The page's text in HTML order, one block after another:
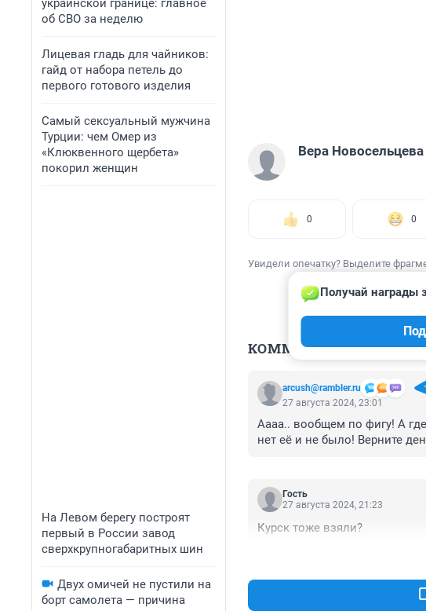
украинской границе: главное
об СВО за неделю
Лицевая гладь для чайников:
гайд от набора петель до
первого готового изделия
Самый сексуальный мужчина
Турции: чем Омер из
«Клюквенного щербета»
покорил женщин
На Левом берегу построят
первый в России завод
сверхкрупногабаритных шин
Двух омичей не пустили на
борт самолета — причина
Вера Новосельцева
0 0
Увидели опечатку? Выделите
КОММЕНТАРИИ 2
arcush@rambler.ru
Получай награды
27 августа 2024, 23:01
Аааа.. вообщем по фигу! А
нет её и не было! Верните
Гость
27 августа 2024, 21:23
Курск тоже взяли?